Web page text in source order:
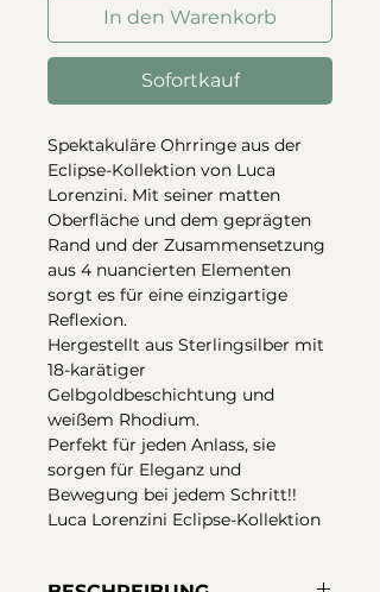
In den Warenkorb
Sofortkauf
Spektakuläre Ohrringe aus der
Eclipse-Kollektion von Luca
Lorenzini. Mit seiner matten
Oberfläche und dem geprägten
Rand und der Zusammensetzung
aus 4 nuancierten Elementen
sorgt es für eine einzigartige
Reflexion.
Hergestellt aus Sterlingsilber mit
18-karätiger
Gelbgoldbeschichtung und
weißem Rhodium.
Perfekt für jeden Anlass, sie
sorgen für Eleganz und
Bewegung bei jedem Schritt!!
Luca Lorenzini Eclipse-Kollektion